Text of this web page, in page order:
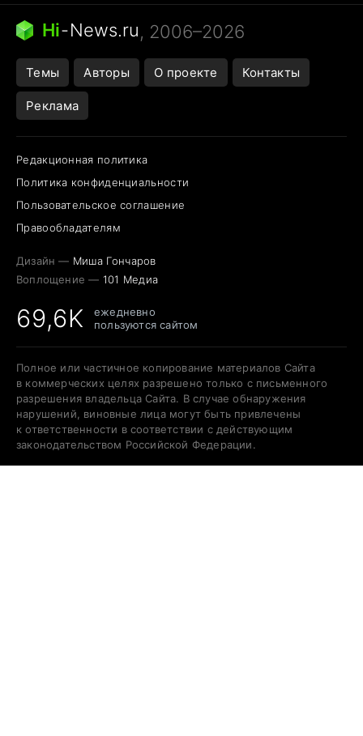
Следующая пандемия
Hi-News.ru, 2006–2026
Темы Авторы О проекте Контакты
Реклама
Редакционная политика
Политика конфиденциальности
Пользовательское соглашение
Правообладателям
Дизайн — Миша Гончаров
Воплощение — 101 Медиа
69,6K
ежедневно
пользуются сайтом
Полное или частичное копирование материалов Сайта
в коммерческих целях разрешено только с письменного
разрешения владельца Сайта. В случае обнаружения
нарушений, виновные лица могут быть привлечены
к ответственности в соответствии с действующим
законодательством Российской Федерации.